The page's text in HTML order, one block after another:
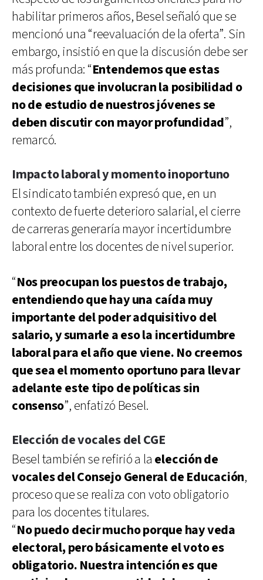
habilitar primeros años, Besel señaló que se
mencionó una “reevaluación de la oferta”. Sin
embargo, insistió en que la discusión debe ser
más profunda: “Entendemos que estas
decisiones que involucran la posibilidad o
no de estudio de nuestros jóvenes se
deben discutir con mayor profundidad”,
remarcó.
Impacto laboral y momento inoportuno
El sindicato también expresó que, en un
contexto de fuerte deterioro salarial, el cierre
de carreras generaría mayor incertidumbre
laboral entre los docentes de nivel superior.
“Nos preocupan los puestos de trabajo,
entendiendo que hay una caída muy
importante del poder adquisitivo del
salario, y sumarle a eso la incertidumbre
laboral para el año que viene. No creemos
que sea el momento oportuno para llevar
adelante este tipo de políticas sin
consenso”, enfatizó Besel.
Elección de vocales del CGE
Besel también se refirió a la elección de
vocales del Consejo General de Educación,
proceso que se realiza con voto obligatorio
para los docentes titulares.
“No puedo decir mucho porque hay veda
electoral, pero básicamente el voto es
obligatorio. Nuestra intención es que